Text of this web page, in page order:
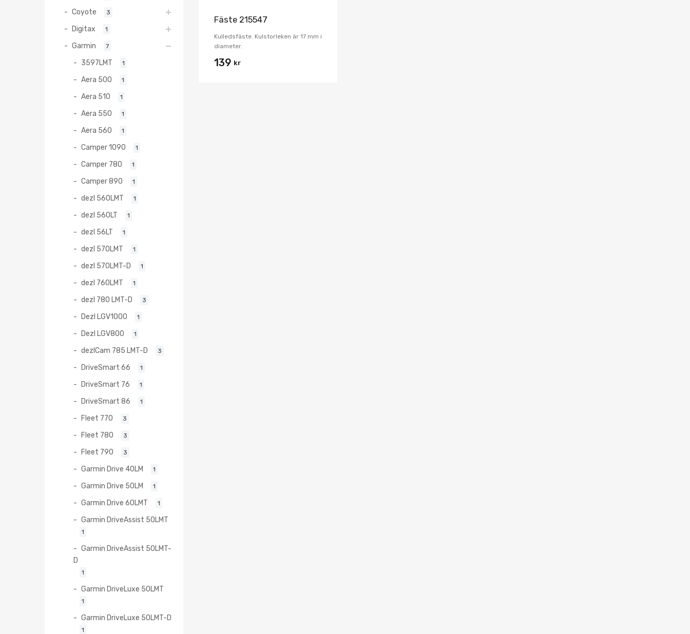
Fäste 215547
Kulledsfäste. Kulstorleken är 17 mm i
diameter.
139 kr
Coyote 3
Digitax 1
Garmin 7
3597LMT 1
Aera 500 1
Aera 510 1
Aera 550 1
Aera 560 1
Camper 1090 1
Camper 780 1
Camper 890 1
dezl 560LMT 1
dezl 560LT 1
dezl 56LT 1
dezl 570LMT 1
dezl 570LMT-D 1
dezl 760LMT 1
dezl 780 LMT-D 3
Dezl LGV1000 1
Dezl LGV800 1
dezlCam 785 LMT-D 3
DriveSmart 66 1
DriveSmart 76 1
DriveSmart 86 1
Fleet 770 3
Fleet 780 3
Fleet 790 3
Garmin Drive 40LM 1
Garmin Drive 50LM 1
Garmin Drive 60LMT 1
Garmin DriveAssist 50LMT
1
Garmin DriveAssist 50LMT-
D
1
Garmin DriveLuxe 50LMT
1
Garmin DriveLuxe 50LMT-D
1